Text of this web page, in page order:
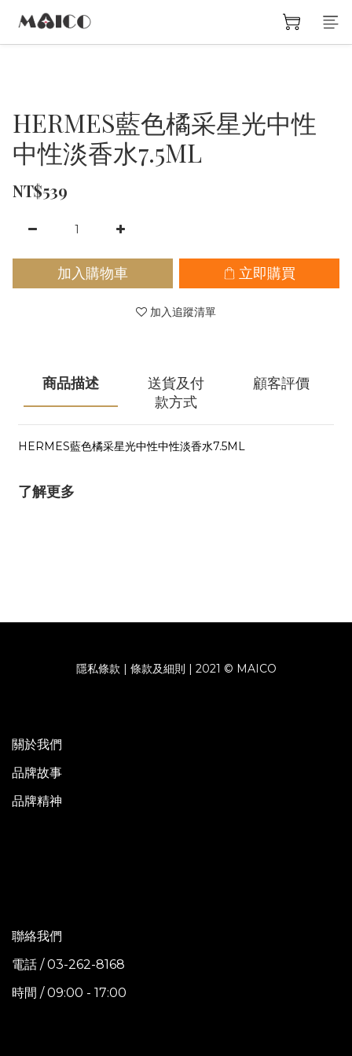
HERMES藍色橘采星光中性
中性淡香水7.5ML
NT$539
加入購物車 立即購買
加入追蹤清單
商品描述
送貨及付
款方式
顧客評價
HERMES藍色橘采星光中性中性淡香水7.5ML
了解更多
隱私條款 | 條款及細則 | 2021 © MAICO
關於我們
品牌故事
品牌精神
聯絡我們
電話 / 03-262-8168
時間 / 09:00 - 17:00